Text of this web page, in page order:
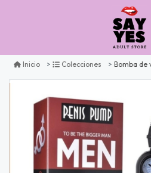
Inicio Colecciones Bomba de